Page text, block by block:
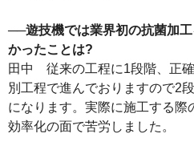
──遊技機では業界初の抗菌加
かったことは?
田中 従来の工程に1段階、正
別工程で進んでおりますので2
になります。実際に施工する際
効率化の面で苦労しました。